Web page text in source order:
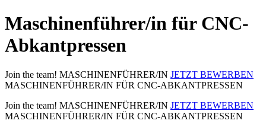
Maschinenführer/in für CNC-
Abkantpressen
Join the team! MASCHINENFÜHRER/IN JETZT BEWERBEN
MASCHINENFÜHRER/IN FÜR CNC-ABKANTPRESSEN
Join the team! MASCHINENFÜHRER/IN JETZT BEWERBEN
MASCHINENFÜHRER/IN FÜR CNC-ABKANTPRESSEN